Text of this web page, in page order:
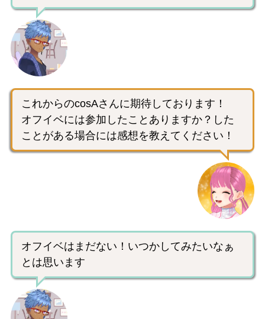
これからのcosAさんに期待しております！
オフイベには参加したことありますか？した
ことがある場合には感想を教えてください！
オフイベはまだない！いつかしてみたいなぁ
とは思います